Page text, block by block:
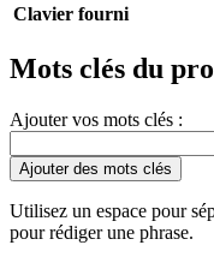
Clavier fourni
Mots clés du
Ajouter vos mots clés :
Ajouter des mots clés
Utilisez un espace pour
pour rédiger une phrase.